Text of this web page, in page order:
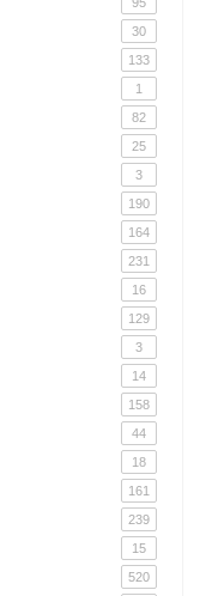
30
133
1
82
25
3
190
164
231
16
129
3
14
158
44
18
161
239
15
520